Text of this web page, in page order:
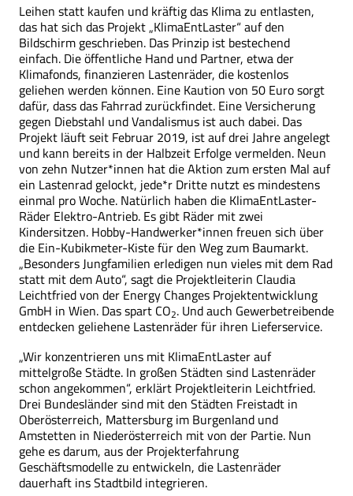
Leihen statt kaufen und kräftig das Klima zu entlasten,
das hat sich das Projekt „KlimaEntLaster“ auf den
Bildschirm geschrieben. Das Prinzip ist bestechend
einfach. Die öffentliche Hand und Partner, etwa der
Klimafonds, finanzieren Lastenräder, die kostenlos
geliehen werden können. Eine Kaution von 50 Euro sorgt
dafür, dass das Fahrrad zurückfindet. Eine Versicherung
gegen Diebstahl und Vandalismus ist auch dabei. Das
Projekt läuft seit Februar 2019, ist auf drei Jahre angelegt
und kann bereits in der Halbzeit Erfolge vermelden. Neun
von zehn Nutzer*innen hat die Aktion zum ersten Mal auf
ein Lastenrad gelockt, jede*r Dritte nutzt es mindestens
einmal pro Woche. Natürlich haben die KlimaEntLaster-
Räder Elektro-Antrieb. Es gibt Räder mit zwei
Kindersitzen. Hobby-Handwerker*innen freuen sich über
die Ein-Kubikmeter-Kiste für den Weg zum Baumarkt.
„Besonders Jungfamilien erledigen nun vieles mit dem Rad
statt mit dem Auto“, sagt die Projektleiterin Claudia
Leichtfried von der Energy Changes Projektentwicklung
GmbH in Wien. Das spart CO2. Und auch Gewerbetreibende
entdecken geliehene Lastenräder für ihren Lieferservice.
„Wir konzentrieren uns mit KlimaEntLaster auf
mittelgroße Städte. In großen Städten sind Lastenräder
schon angekommen“, erklärt Projektleiterin Leichtfried.
Drei Bundesländer sind mit den Städten Freistadt in
Oberösterreich, Mattersburg im Burgenland und
Amstetten in Niederösterreich mit von der Partie. Nun
gehe es darum, aus der Projekterfahrung
Geschäftsmodelle zu entwickeln, die Lastenräder
dauerhaft ins Stadtbild integrieren.